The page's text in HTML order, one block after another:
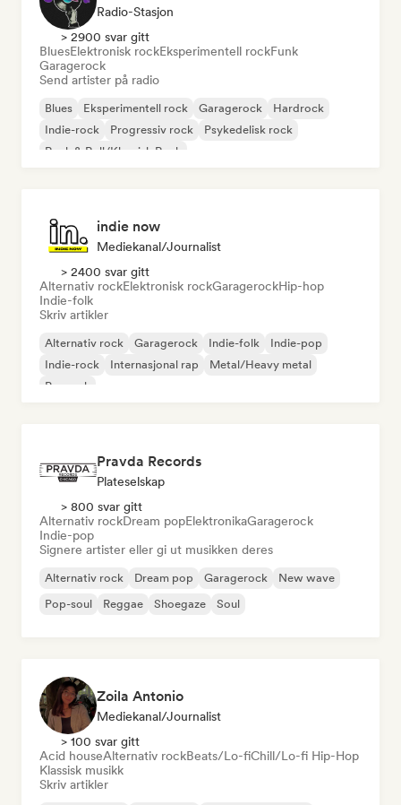
Radio-Stasjon
> 2900 svar gitt
BluesElektronisk rockEksperimentell rockFunk
Garagerock
Send artister på radio
Blues Eksperimentell rock Garagerock
Hardrock
Indie-rock
Progressiv rock
Psykedelisk rock
Rock & Roll/Klassisk Rock
indie now
Mediekanal/journalist
> 2400 svar gitt
Alternativ rockElektronisk rockGaragerockHip-hop
Indie-folk
Skriv artikler
Alternativ rock Garagerock Indie-folk
Indie-pop
Indie-rock
Internasjonal rap
Metal/Heavy metal
Poprock
Pravda Records
Plateselskap
> 800 svar gitt
Alternativ rockDream popElektronikaGaragerock
Indie-pop
Signere artister eller gi ut musikken deres
Alternativ rock Dream pop Garagerock
New wave
Pop-soul
Reggae Shoegaze Soul
Zoila Antonio
Mediekanal/journalist
> 100 svar gitt
Acid houseAlternativ rockBeats/Lo-fiChill/Lo-fi Hip-Hop
Klassisk musikk
Skriv artikler